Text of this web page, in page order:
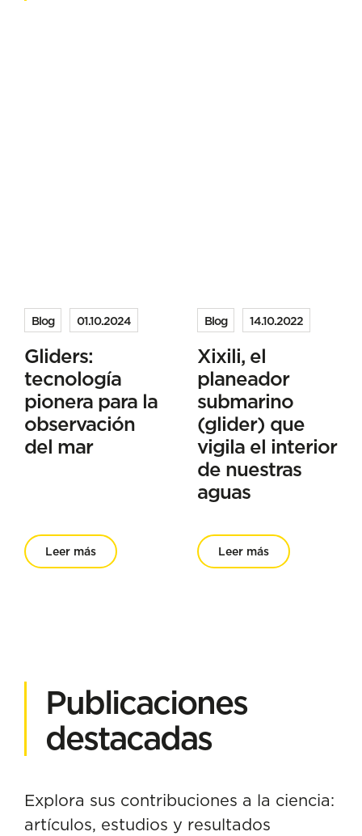
Blog 01.10.2024
Gliders:
tecnología
pionera para la
observación
del mar
Leer más
Blog 14.10.2022
Xixili, el
planeador
submarino
(glider) que
vigila el interior
de nuestras
aguas
Leer más
Publicaciones
destacadas
Explora sus contribuciones a la ciencia:
artículos, estudios y resultados